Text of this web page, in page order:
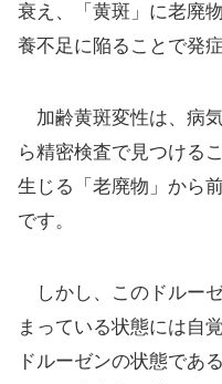
衰え、「黄斑」に老廃
養不足に陥ることで発症
加齢黄斑変性は、病
ら精密検査で見つける
生じる「老廃物」から
です。
しかし、このドルー
まっている状態には自
ドルーゼンの状態であ